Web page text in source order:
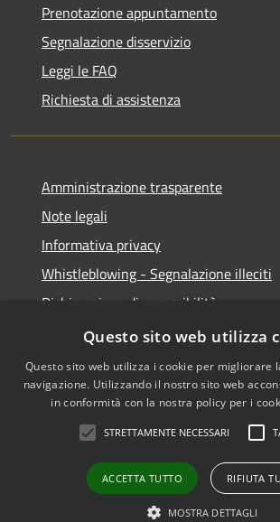
Prenotazione appuntamento
Segnalazione disservizio
Leggi le FAQ
Richiesta di assistenza
Amministrazione trasparente
Note legali
Informativa privacy
Whistleblowing - Segnalazione illeciti
Dichiarazione di accessibilità
Obiettivi di acessibilità
Accessibilità
Questo sito web utilizza
Questo sito web utilizza i cookie per migliorare
navigazione. Utilizzando il nostro sito web
in conformità con la nostra policy per i
STRETTAMENTE NECESSARI
ACCETTA TUTTO RIFIUTA
MOSTRA DETTAGLI